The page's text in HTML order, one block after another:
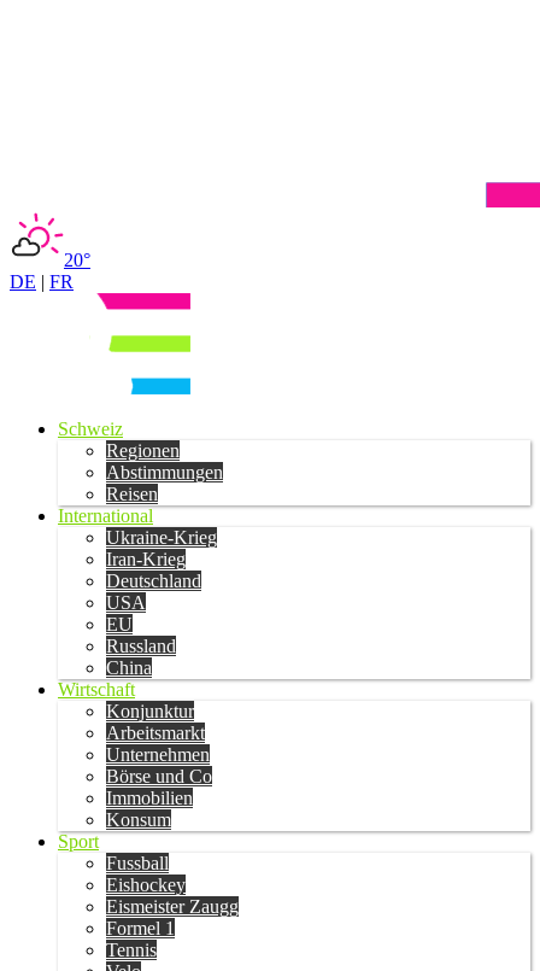
20°
DE | FR
Schweiz
Regionen
Abstimmungen
Reisen
International
Ukraine-Krieg
Iran-Krieg
Deutschland
USA
EU
Russland
China
Wirtschaft
Konjunktur
Arbeitsmarkt
Unternehmen
Börse und Co
Immobilien
Konsum
Sport
Fussball
Eishockey
Eismeister Zaugg
Formel 1
Tennis